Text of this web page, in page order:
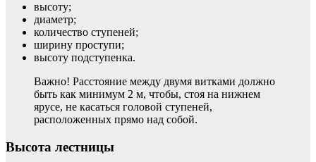
высоту;
диаметр;
количество ступеней;
ширину проступи;
высоту подступенка.
Важно! Расстояние между двумя витками должно
быть как минимум 2 м, чтобы, стоя на нижнем
ярусе, не касаться головой ступеней,
расположенных прямо над собой.
Высота лестницы